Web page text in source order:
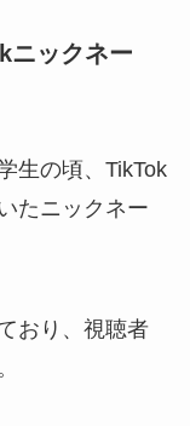
ニックネー
生の頃、TikTok
たニックネー
おり、視聴者